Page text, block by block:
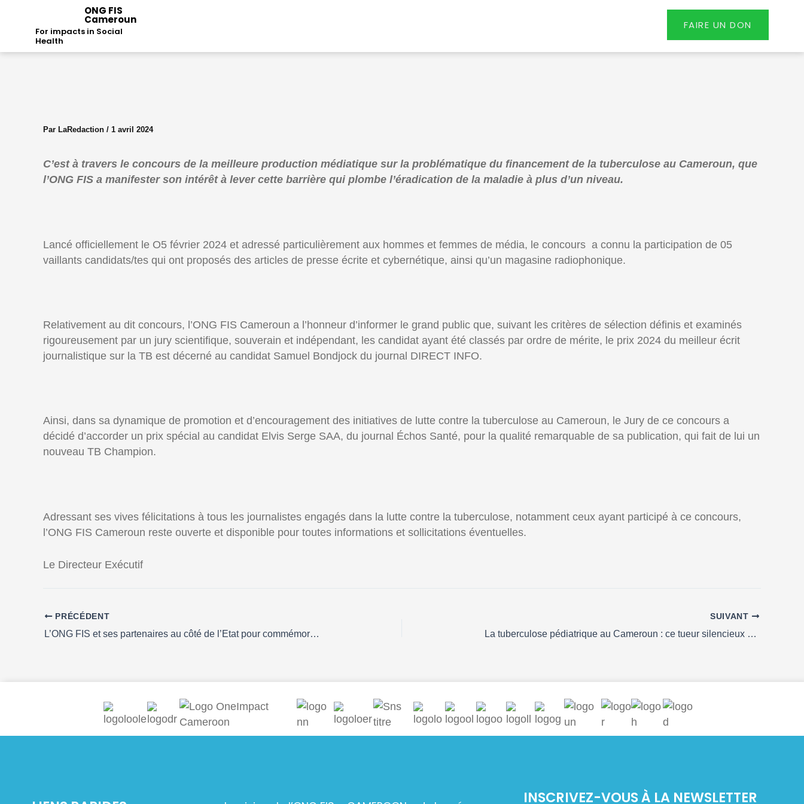
contenu
ONG FIS
Cameroun
For impacts in Social
Health
FAIRE UN DON
Par LaRedaction / 1 avril 2024
C’est à travers le concours de la meilleure production médiatique sur la problématique du financement de la tuberculose au Cameroun, que
l’ONG FIS a manifester son intérêt à lever cette barrière qui plombe l’éradication de la maladie à plus d’un niveau.
Lancé officiellement le O5 février 2024 et adressé particulièrement aux hommes et femmes de média, le concours a connu la participation de 05
vaillants candidats/tes qui ont proposés des articles de presse écrite et cybernétique, ainsi qu’un magasine radiophonique.
Relativement au dit concours, l’ONG FIS Cameroun a l’honneur d’informer le grand public que, suivant les critères de sélection définis et examinés
rigoureusement par un jury scientifique, souverain et indépendant, les candidat ayant été classés par ordre de mérite, le prix 2024 du meilleur écrit
journalistique sur la TB est décerné au candidat Samuel Bondjock du journal DIRECT INFO.
Ainsi, dans sa dynamique de promotion et d’encouragement des initiatives de lutte contre la tuberculose au Cameroun, le Jury de ce concours a
décidé d’accorder un prix spécial au candidat Elvis Serge SAA, du journal Échos Santé, pour la qualité remarquable de sa publication, qui fait de lui un
nouveau TB Champion.
Adressant ses vives félicitations à tous les journalistes engagés dans la lutte contre la tuberculose, notamment ceux ayant participé à ce concours,
l’ONG FIS Cameroun reste ouverte et disponible pour toutes informations et sollicitations éventuelles.
Le Directeur Exécutif
PRÉCÉDENT
L’ONG FIS et ses partenaires au côté de l’Etat pour commémorer la 31ème édition de la journée mondiale de lutte contre la tuberculose.
SUIVANT
La tuberculose pédiatrique au Cameroun : ce tueur silencieux évitable !
INSCRIVEZ-VOUS À LA NEWSLETTER